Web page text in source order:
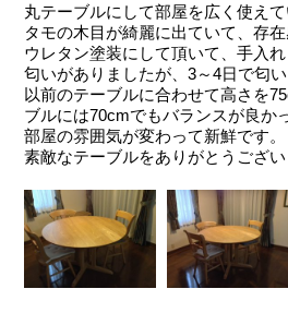
丸テーブルにして部屋を広く使えて
タモの木目が綺麗に出ていて、存在
ウレタン塗装にして頂いて、手入
匂いがありましたが、3～4日で匂い
以前のテーブルに合わせて高さを
ブルには70cmでもバランスが良か
部屋の雰囲気が変わって新鮮です。
素敵なテーブルをありがとうござい